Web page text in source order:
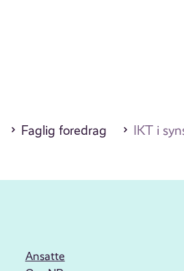
Faglig foredrag IKT i
Ansatte